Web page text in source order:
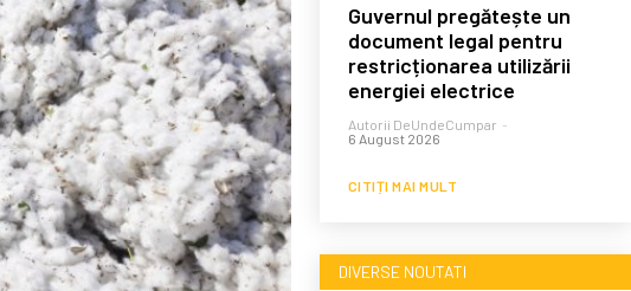
Guvernul pregătește un
document legal pentru
restricționarea utilizării
energiei electrice
Autorii DeUndeCumpar -
6 August 2026
CITIȚI MAI MULT
DIVERSE NOUTATI